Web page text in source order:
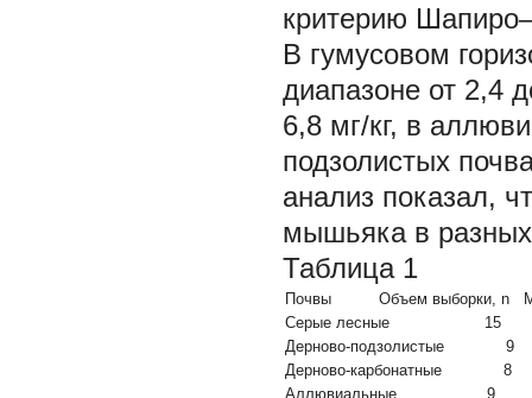
критерию
В гумусовом
диапазоне от 2,4
6,8 мг/кг, в
подзолистых
анализ показал,
мышьяка в
Таблица 1
Почвы Объем выборки,
Серые лесные 15
Дерново-подзолистые
Дерново-карбонатные
Аллювиальные 9